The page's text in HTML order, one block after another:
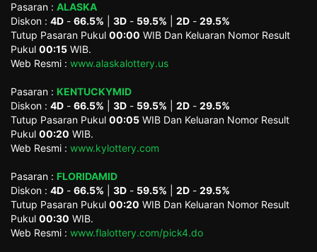
Pasaran : ALASKA
Diskon : 4D - 66.5% 3D - 59.5% 2D - 29.5%
Tutup Pasaran Pukul 00:00 WIB Dan Keluaran Nomor Result
Pukul 00:15 WIB.
Web Resmi : www.alaskalottery.us
Pasaran : KENTUCKYMID
Diskon : 4D - 66.5% 3D - 59.5% 2D - 29.5%
Tutup Pasaran Pukul 00:05 WIB Dan Keluaran Nomor Result
Pukul 00:20 WIB.
Web Resmi : www.kylottery.com
Pasaran : FLORIDAMID
Diskon : 4D - 66.5% 3D - 59.5% 2D - 29.5%
Tutup Pasaran Pukul 00:20 WIB Dan Keluaran Nomor Result
Pukul 00:30 WIB.
Web Resmi : www.flalottery.com/pick4.do